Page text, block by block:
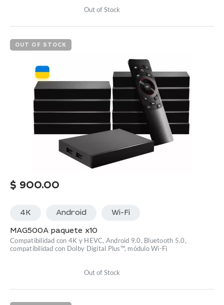
Out of Stock
OUT OF STOCK
$ 900.00
4K Android Wi-Fi
MAG500A paquete x10
Compatibilidad con 4K y HEVC, Android 9.0, Bluetooth 5.0,
compatibilidad con Dolby Digital Plus™, módulo Wi-Fi
Out of Stock